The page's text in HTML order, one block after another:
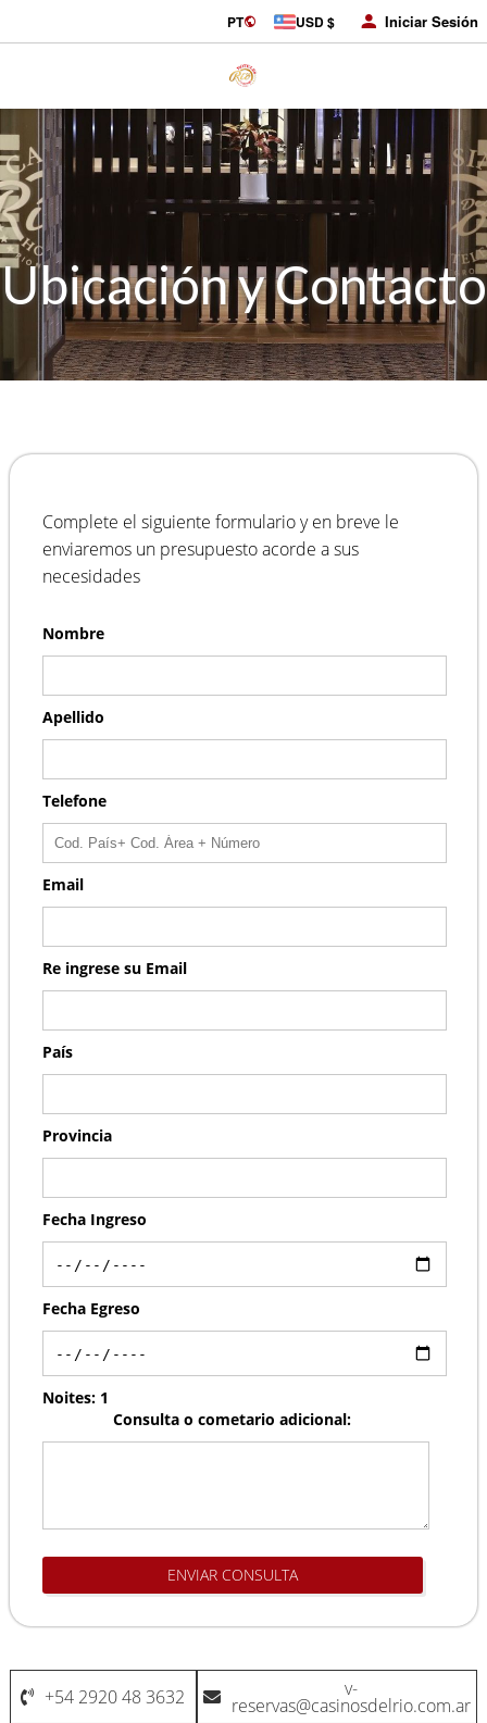
PT USD $ Iniciar Sesión
Ubicación y Contacto
+54 2920 48 3632 v-
reservas@casinosdelrio.com.ar
Complete el siguiente formulario y en breve le
enviaremos un presupuesto acorde a sus
necesidades
Nombre
Apellido
Telefone
Email
Re ingrese su Email
País
Provincia
Fecha Ingreso
Fecha Egreso
Noites: 1
Consulta o cometario adicional:
ENVIAR CONSULTA